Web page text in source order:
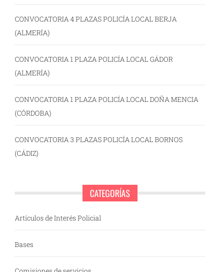
CONVOCATORIA 4 PLAZAS POLICÍA LOCAL BERJA
(ALMERÍA)
CONVOCATORIA 1 PLAZA POLICÍA LOCAL GÁDOR
(ALMERÍA)
CONVOCATORIA 1 PLAZA POLICÍA LOCAL DOÑA MENCIA
(CÓRDOBA)
CONVOCATORIA 3 PLAZAS POLICÍA LOCAL BORNOS
(CÁDIZ)
CATEGORÍAS
Artículos de Interés Policial
Bases